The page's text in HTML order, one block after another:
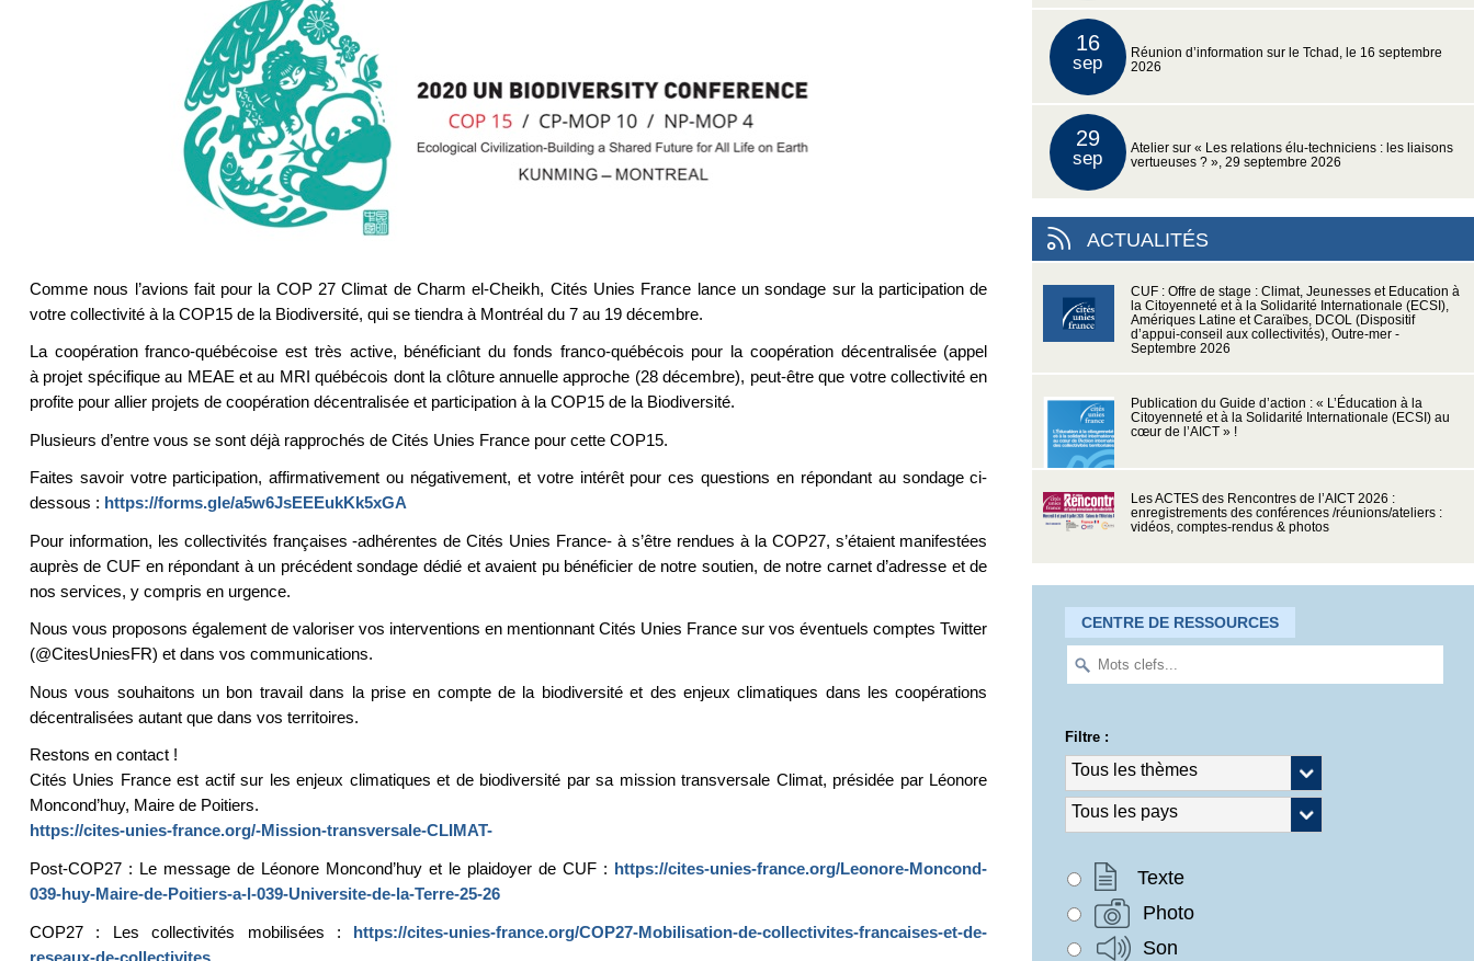
Comme nous l’avions fait pour la COP 27 Climat de Charm el-Cheikh, Cités Unies France lance un sondage sur la participation de
votre collectivité à la COP15 de la Biodiversité, qui se tiendra à Montréal du 7 au 19 décembre.
La coopération franco-québécoise est très active, bénéficiant du fonds franco-québécois pour la coopération décentralisée (appel
à projet spécifique au MEAE et au MRI québécois dont la clôture annuelle approche (28 décembre), peut-être que votre collectivité en
profite pour allier projets de coopération décentralisée et participation à la COP15 de la Biodiversité.
Plusieurs d’entre vous se sont déjà rapprochés de Cités Unies France pour cette COP15.
Faites savoir votre participation, affirmativement ou négativement, et votre intérêt pour ces questions en répondant au sondage ci-
dessous : https://forms.gle/a5w6JsEEEukKk5xGA
Pour information, les collectivités françaises -adhérentes de Cités Unies France- à s’être rendues à la COP27, s’étaient manifestées
auprès de CUF en répondant à un précédent sondage dédié et avaient pu bénéficier de notre soutien, de notre carnet d’adresse et de
nos services, y compris en urgence.
Nous vous proposons également de valoriser vos interventions en mentionnant Cités Unies France sur vos éventuels comptes Twitter
(@CitesUniesFR) et dans vos communications.
Nous vous souhaitons un bon travail dans la prise en compte de la biodiversité et des enjeux climatiques dans les coopérations
décentralisées autant que dans vos territoires.
Restons en contact !
Cités Unies France est actif sur les enjeux climatiques et de biodiversité par sa mission transversale Climat, présidée par Léonore
Moncond’huy, Maire de Poitiers.
https://cites-unies-france.org/-Mission-transversale-CLIMAT-
Post-COP27 : Le message de Léonore Moncond’huy et le plaidoyer de CUF : https://cites-unies-france.org/Leonore-Moncond-
039-huy-Maire-de-Poitiers-a-l-039-Universite-de-la-Terre-25-26
COP27 : Les collectivités mobilisées : https://cites-unies-france.org/COP27-Mobilisation-de-collectivites-francaises-et-de-
reseaux-de-collectivites
16
sep
Réunion d’information sur le Tchad, le 16 septembre
2026
29
sep
Atelier sur « Les relations élu-techniciens : les liaisons
vertueuses ? », 29 septembre 2026
ACTUALITÉS
CUF : Offre de stage : Climat, Jeunesses et Education à
la Citoyenneté et à la Solidarité Internationale (ECSI),
Amériques Latine et Caraïbes, DCOL (Dispositif
d’appui-conseil aux collectivités), Outre-mer -
Septembre 2026
Publication du Guide d’action : « L’Éducation à la
Citoyenneté et à la Solidarité Internationale (ECSI) au
cœur de l’AICT » !
Les ACTES des Rencontres de l’AICT 2026 :
enregistrements des conférences /réunions/ateliers :
vidéos, comptes-rendus & photos
CENTRE DE RESSOURCES
Filtre :
Texte
Photo
Son